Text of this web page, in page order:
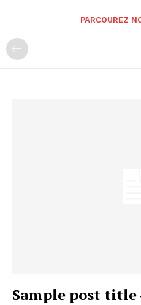
PARCOUREZ
Sample post title